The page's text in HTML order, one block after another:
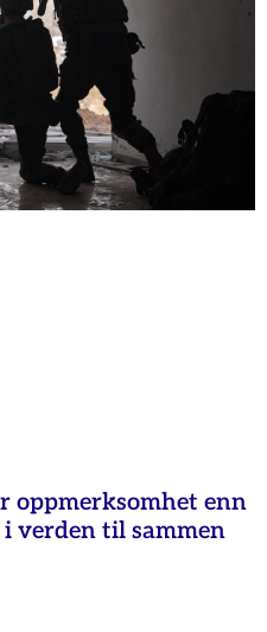
oppmerksomhet enn
verden til sammen